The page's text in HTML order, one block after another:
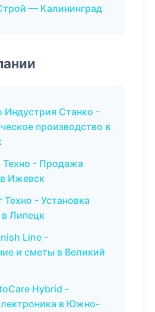
— Калининград
Индустрия Станко -
производство в
Техно - Продажа
Ижевск
Техно - Установка
в Липецк
Line -
и сметы в Великий
Hybrid -
в Южно-